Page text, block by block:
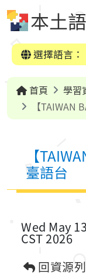
本土
選擇語言：
首頁
學習
【TAIWAN
【
臺語台
Wed May
CST 2026
回資源